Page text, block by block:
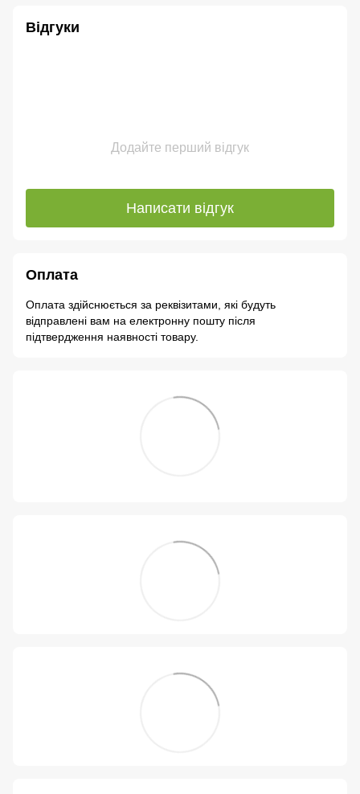
Відгуки
Додайте перший відгук
Написати відгук
Оплата
Оплата здійснюється за реквізитами, які будуть
відправлені вам на електронну пошту після
підтвердження наявності товару.